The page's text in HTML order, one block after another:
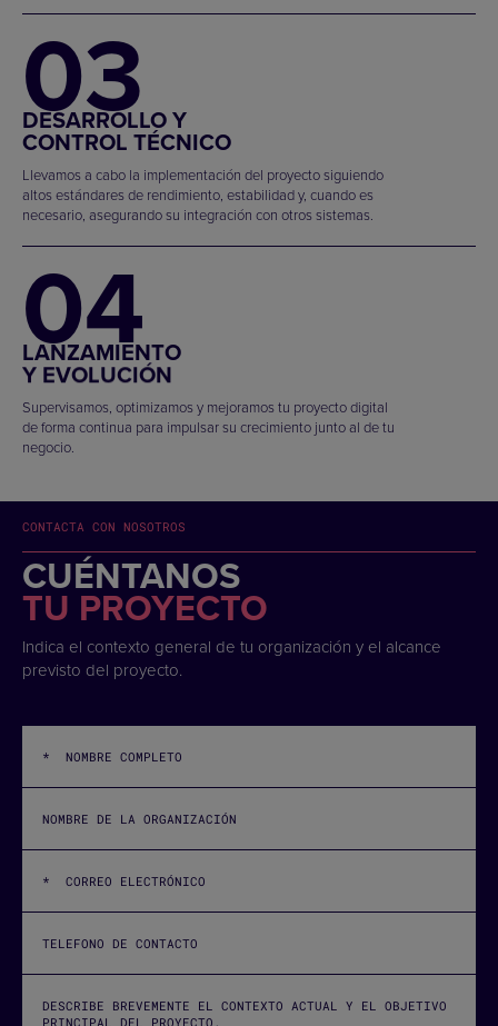
03
DESARROLLO Y
CONTROL TÉCNICO
Llevamos a cabo la implementación del proyecto siguiendo
altos estándares de rendimiento, estabilidad y, cuando es
necesario, asegurando su integración con otros sistemas.
04
LANZAMIENTO
Y EVOLUCIÓN
Supervisamos, optimizamos y mejoramos tu proyecto digital
de forma continua para impulsar su crecimiento junto al de tu
negocio.
CONTACTA CON NOSOTROS
CUÉNTANOS
TU PROYECTO
Indica el contexto general de tu organización y el alcance
previsto del proyecto.